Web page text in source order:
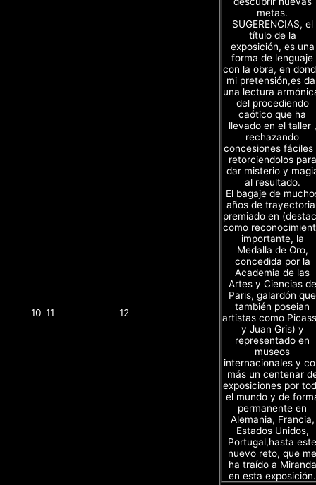
10 11 12
metas.
SUGERENCIAS, el
título de la
exposición, es una
forma de lenguaje
con la obra, en
mi pretensión,es
una lectura
del procediendo
caótico que ha
llevado en el taller ,
rechazando
concesiones fáciles
retorciendolos para
dar misterio y
al resultado.
El bagaje de
años de
premiado en
como
importante, la
Medalla de Oro,
concedida por la
Academia de las
Artes y Ciencias de
Paris, galardón que
también poseian
artistas como
y Juan Gris) y
representado en
museos
internacionales y
más un centenar
exposiciones por
el mundo y de
permanente en
Alemania, Francia,
Estados Unidos,
Portugal,hasta este
nuevo reto, que me
ha traído a Miranda
en esta exposición.